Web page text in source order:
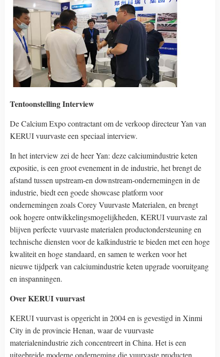
Tentoonstelling Interview
De Calcium Expo contractant om de verkoop directeur Yan van
KERUI vuurvaste een speciaal interview.
In het interview zei de heer Yan: deze calciumindustrie keten
expositie, is een groot evenement in de industrie, het brengt de
afstand tussen upstream-en downstream-ondernemingen in de
industrie, biedt een goede showcase platform voor
ondernemingen zoals Corey Vuurvaste Materialen, en brengt
ook hogere ontwikkelingsmogelijkheden, KERUI vuurvaste zal
blijven perfecte vuurvaste materialen productondersteuning en
technische diensten voor de kalkindustrie te bieden met een hoge
kwaliteit en hoge standaard, en samen te werken voor het
nieuwe tijdperk van calciumindustrie keten upgrade vooruitgang
en inspanningen.
Over KERUI vuurvast
KERUI vuurvast is opgericht in 2004 en is gevestigd in Xinmi
City in de provincie Henan, waar de vuurvaste
materialenindustrie zich concentreert in China. Het is een
uitgebreide moderne onderneming die vuurvaste producten